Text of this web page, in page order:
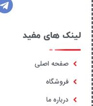
لینک های مفید
صفحه اصلی
فروشگاه
درباره ما